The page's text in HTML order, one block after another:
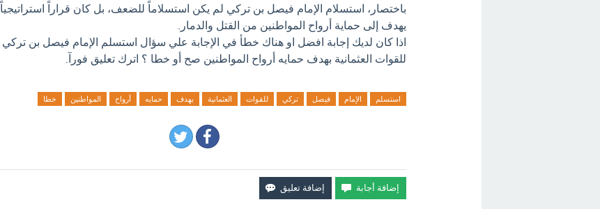
باختصار، استسلام الإمام فيصل بن تركي لم يكن استسلاماً للضعف، بل كان قراراً استراتيجياً
يهدف إلى حماية أرواح المواطنين من القتل والدمار.
اذا كان لديك إجابة افضل او هناك خطأ في الإجابة علي سؤال استسلم الإمام فيصل بن تركي
للقوات العثمانية بهدف حمايه أرواح المواطنين صح أو خطا ؟ اترك تعليق فورآ.
استسلم الإمام فيصل تركي للقوات العثمانية بهدف حمايه أرواح المواطنين خطا